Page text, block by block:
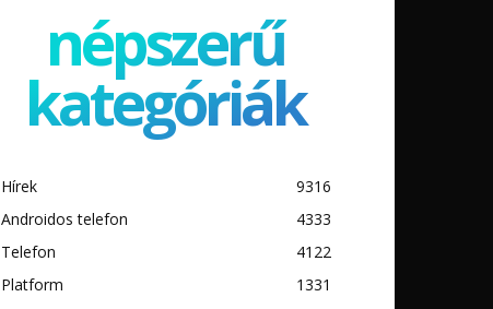
népszerű
kategóriák
Hírek
9316
Androidos telefon
4333
Telefon
4122
Platform
1331